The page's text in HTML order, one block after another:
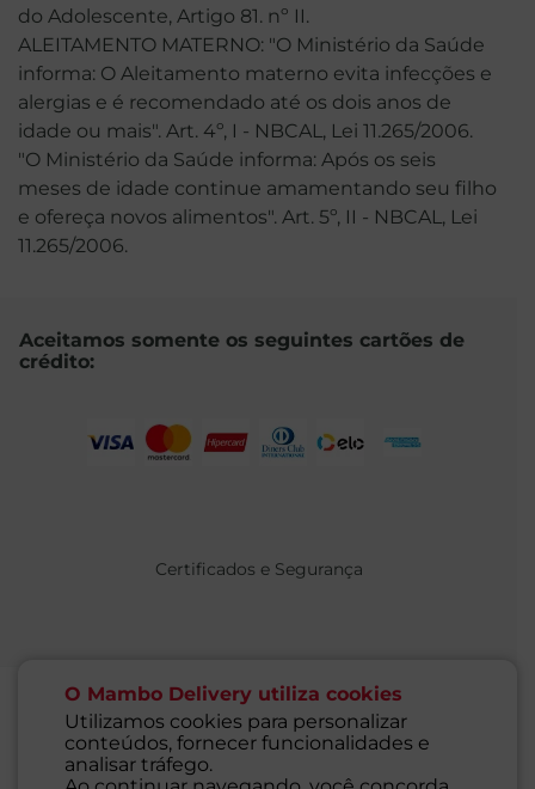
O Mambo Delivery utiliza cookies
Utilizamos cookies para personalizar
conteúdos, fornecer funcionalidades e
analisar tráfego.
do Adolescente, Artigo 81. nº II.
ALEITAMENTO MATERNO: "O Ministério da Saúde
informa: O Aleitamento materno evita infecções e
alergias e é recomendado até os dois anos de
idade ou mais". Art. 4º, I - NBCAL, Lei 11.265/2006.
"O Ministério da Saúde informa: Após os seis
meses de idade continue amamentando seu filho
e ofereça novos alimentos". Art. 5º, II - NBCAL, Lei
11.265/2006.
Aceitamos somente os seguintes cartões de
crédito:
Certificados e Segurança
@ 2021 MAMBO - TODOS OS DIREITOS RESERVADOS
Supermercados Mambo Ltda.